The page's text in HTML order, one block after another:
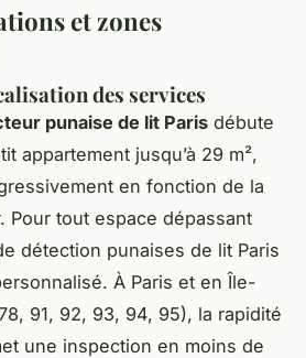
et zones
des services
punaise de lit Paris débute
appartement jusqu’à 29 m²,
en fonction de la
Pour tout espace dépassant
détection punaises de lit Paris
À Paris et en Île-
91, 92, 93, 94, 95), la rapidité
une inspection en moins de